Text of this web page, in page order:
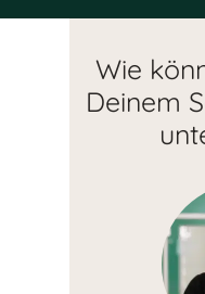
Wie
Deinem